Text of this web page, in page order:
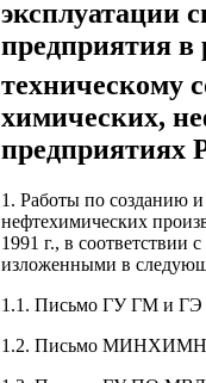
эксплуатации
предприятия в
химических,
предприятиях
1. Работы по созданию
нефтехимических
1991 г., в соответствии
изложенными в
1.1. Письмо ГУ ГМ и ГЭ
1.2. Письмо